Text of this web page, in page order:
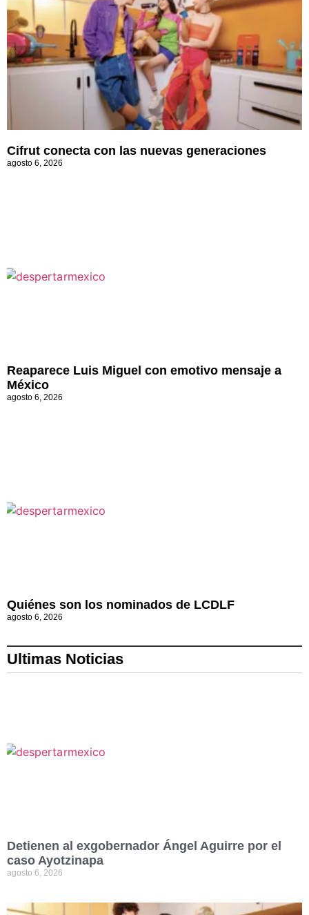
Cifrut conecta con las nuevas generaciones
agosto 6, 2026
Reaparece Luis Miguel con emotivo mensaje a
México
agosto 6, 2026
Quiénes son los nominados de LCDLF
agosto 6, 2026
Ultimas Noticias
Detienen al exgobernador Ángel Aguirre por el
caso Ayotzinapa
agosto 6, 2026